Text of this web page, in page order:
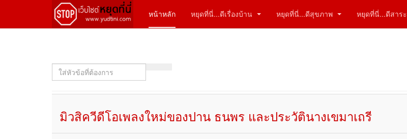
หน้าหลัก หยุดที่นี่...ดีเรื่องบ้าน หยุดที่นี่...ดีสุขภาพ หยุดที่นี่...ดีสาระ
ใส่
หัวข้อ
มิวสิควีดีโอเพลงใหม่ของปาน ธนพร และประวัตินางเขมาเถรี